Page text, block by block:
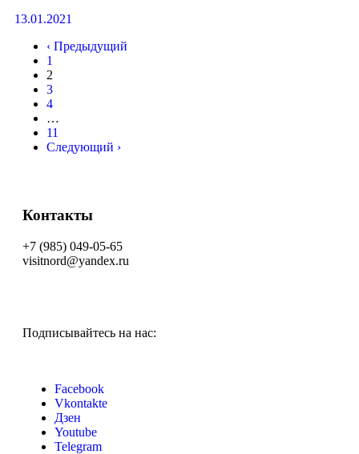
13.01.2021
‹ Предыдущий
1
2
3
4
…
11
Следующий ›
Контакты
+7 (985) 049-05-65
visitnord@yandex.ru
Подписывайтесь на нас:
Facebook
Vkontakte
Дзен
Youtube
Telegram